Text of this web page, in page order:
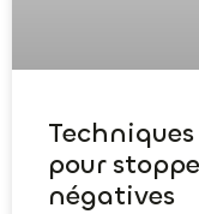
pour
négatives